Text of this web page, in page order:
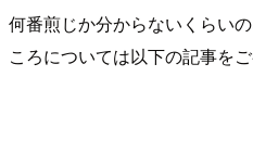
何番煎じか分からないくらい
ころについては以下の記事を